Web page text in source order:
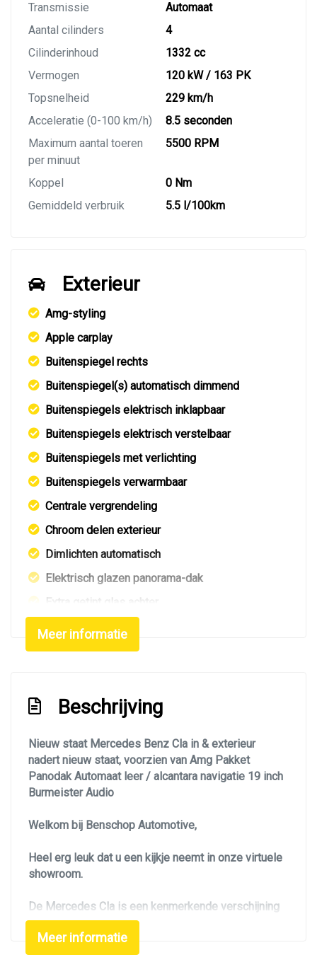
Transmissie
Automaat
Aantal cilinders
4
Cilinderinhoud
1332 cc
Vermogen
120 kW / 163 PK
Topsnelheid
229 km/h
Acceleratie (0-100 km/h)
8.5 seconden
Maximum aantal toeren
per minuut
5500 RPM
Koppel
0 Nm
Gemiddeld verbruik
5.5 l/100km
Exterieur
Amg-styling
Apple carplay
Buitenspiegel rechts
Buitenspiegel(s) automatisch dimmend
Buitenspiegels elektrisch inklapbaar
Buitenspiegels elektrisch verstelbaar
Buitenspiegels met verlichting
Buitenspiegels verwarmbaar
Centrale vergrendeling
Chroom delen exterieur
Dimlichten automatisch
Elektrisch glazen panorama-dak
Extra getint glas achter
Getint glas
Glazen schuifdak
Led achterlichten
Led dagrijverlichting
Led koplampen
Led verlichting
Lichtmetalen velgen 5-spaaks 18"
Metaalkleur
Panoramadak
Parkeer assistent
Parkeersensor achter
Meer informatie
Beschrijving
Nieuw staat Mercedes Benz Cla in & exterieur
nadert nieuw staat, voorzien van Amg Pakket
Panodak Automaat leer / alcantara navigatie 19 inch
Burmeister Audio
Welkom bij Benschop Automotive,
Heel erg leuk dat u een kijkje neemt in onze virtuele
showroom.
De Mercedes Cla is een kenmerkende verschijning
in het C-segment. Deze personenauto is nieuw in
mei 2019 en is voorzien van een automatische
transmissie. Deze personenauto heeft slechts
Meer informatie